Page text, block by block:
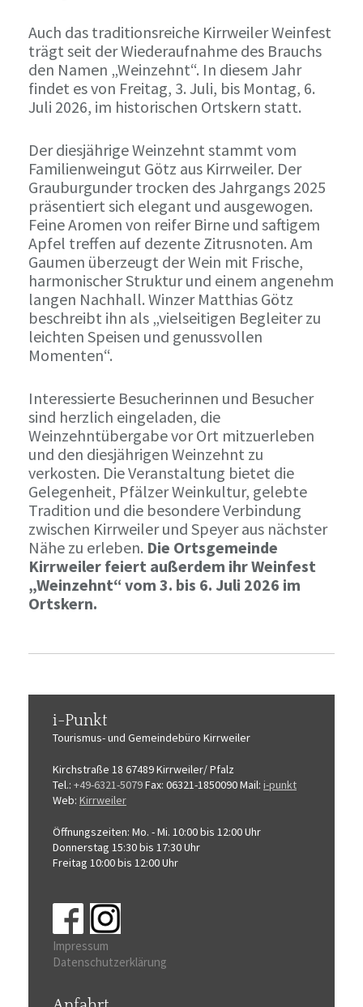
Auch das traditionsreiche Kirrweiler Weinfest
trägt seit der Wiederaufnahme des Brauchs
den Namen „Weinzehnt“. In diesem Jahr
findet es von Freitag, 3. Juli, bis Montag, 6.
Juli 2026, im historischen Ortskern statt.
Der diesjährige Weinzehnt stammt vom
Familienweingut Götz aus Kirrweiler. Der
Grauburgunder trocken des Jahrgangs 2025
präsentiert sich elegant und ausgewogen.
Feine Aromen von reifer Birne und saftigem
Apfel treffen auf dezente Zitrusnoten. Am
Gaumen überzeugt der Wein mit Frische,
harmonischer Struktur und einem angenehm
langen Nachhall. Winzer Matthias Götz
beschreibt ihn als „vielseitigen Begleiter zu
leichten Speisen und genussvollen
Momenten“.
Interessierte Besucherinnen und Besucher
sind herzlich eingeladen, die
Weinzehntübergabe vor Ort mitzuerleben
und den diesjährigen Weinzehnt zu
verkosten. Die Veranstaltung bietet die
Gelegenheit, Pfälzer Weinkultur, gelebte
Tradition und die besondere Verbindung
zwischen Kirrweiler und Speyer aus nächster
Nähe zu erleben. Die Ortsgemeinde
Kirrweiler feiert außerdem ihr Weinfest
„Weinzehnt“ vom 3. bis 6. Juli 2026 im
Ortskern.
i-Punkt
Tourismus-und Gemeindebüro Kirrweiler
Kirchstraße 18 67489 Kirrweiler/ Pfalz
Tel.: +49-6321-5079Fax: 06321-1850090Mail: i-punkt
Web: Kirrweiler
Öffnungszeiten: Mo. - Mi. 10:00 bis 12:00 Uhr
Donnerstag 15:30 bis 17:30 Uhr
Freitag 10:00 bis 12:00 Uhr
Impressum
Datenschutzerklärung